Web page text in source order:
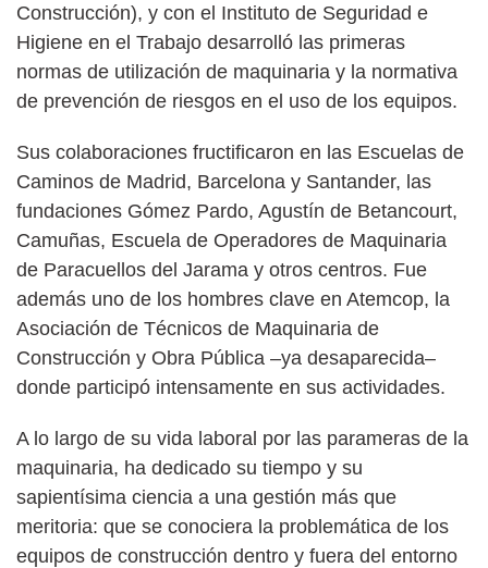
Construcción), y con el Instituto de Seguridad e
Higiene en el Trabajo desa­rrolló las primeras
normas de utilización de maquinaria y la normativa
de prevención de riesgos en el uso de los equipos.
Sus colaboraciones fructificaron en las Escuelas de
Caminos de Madrid, Barcelona y Santander, las
fundaciones Gómez Pardo, Agustín de Betancourt,
Camuñas, Escuela de Operadores de Maquinaria
de Paracuellos del Jarama y otros centros. Fue
además uno de los hombres clave en Atemcop, la
Asociación de Técnicos de Maquinaria de
Construcción y Obra Pública –ya desaparecida–
donde participó intensamente en sus actividades.
A lo largo de su vida laboral por las parameras de la
maquinaria, ha dedicado su tiempo y su
sapientísima ciencia a una gestión más que
meritoria: que se conociera la problemática de los
equipos de construcción dentro y fuera del entorno